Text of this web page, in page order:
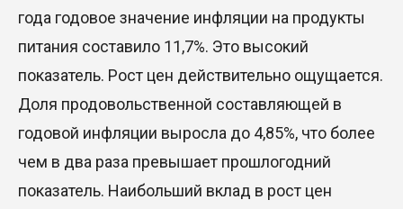
года годовое значение инфляции на продукты
питания составило 11,7%. Это высокий
показатель. Рост цен действительно ощущается.
Доля продовольственной составляющей в
годовой инфляции выросла до 4,85%, что более
чем в два раза превышает прошлогодний
показатель. Наибольший вклад в рост цен